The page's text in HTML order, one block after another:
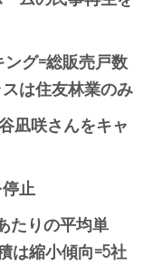
グ=総販売戸数
は住友林業のみ
凪咲さんをキャ
止
たりの平均単
は縮小傾向=5社